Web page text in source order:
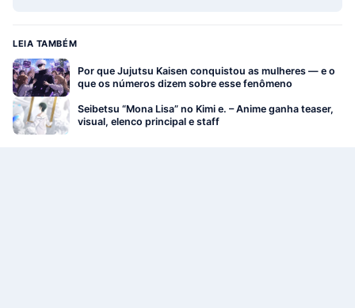
LEIA TAMBÉM
Por que Jujutsu Kaisen conquistou as mulheres — e o
que os números dizem sobre esse fenômeno
Seibetsu “Mona Lisa” no Kimi e. – Anime ganha teaser,
visual, elenco principal e staff